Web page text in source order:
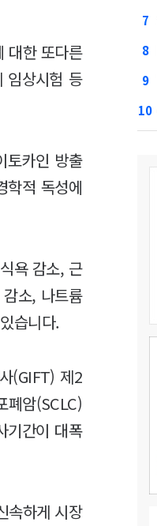
대한 또다른
임상시험 등
토카인 방출
학적 독성에
욕 감소, 근
소, 나트륨
습니다.
(GIFT) 제2
폐암(SCLC)
기간이 대폭
속하게 시장
7
8
9
10